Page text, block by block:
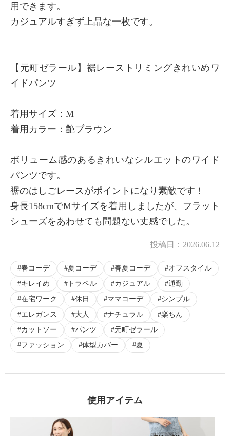
用できます。
カジュアルすぎず上品な一枚です。
【元町ゼラール】裾レーストリミングきれいめワ
イドパンツ
着用サイズ：M
着用カラー：艶ブラウン
ボリューム感のあるきれいなシルエットのワイド
パンツです。
裾のはしごレースがポイントになり素敵です！
身長158cmでMサイズを着用しましたが、フラット
シューズをあわせても問題ない丈感でした。
投稿日： 2026.06.12
春コーデ 夏コーデ 春夏コーデ
オフスタイル
キレイめ
トラベル カジュアル
通勤
在宅ワーク
休日 ママコーデ
シンプル
エレガンス
大人 ナチュラル
楽ちん
カットソー
パンツ
元町ゼラール
ファッション
体型カバー 夏
使用アイテム